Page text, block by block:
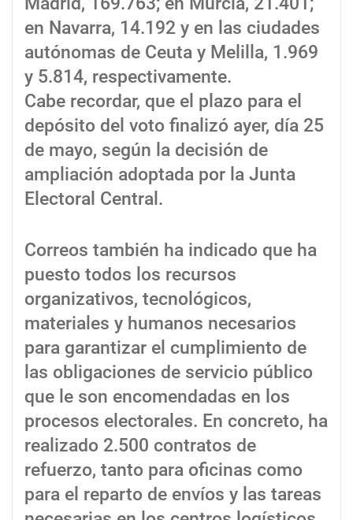
en Navarra, 14.192 y en las ciudades
autónomas de Ceuta y Melilla, 1.969
y 5.814, respectivamente.
Cabe recordar, que el plazo para el
depósito del voto finalizó ayer, día 25
de mayo, según la decisión de
ampliación adoptada por la Junta
Electoral Central.
Correos también ha indicado que ha
puesto todos los recursos
organizativos, tecnológicos,
materiales y humanos necesarios
para garantizar el cumplimiento de
las obligaciones de servicio público
que le son encomendadas en los
procesos electorales. En concreto, ha
realizado 2.500 contratos de
refuerzo, tanto para oficinas como
para el reparto de envíos y las tareas